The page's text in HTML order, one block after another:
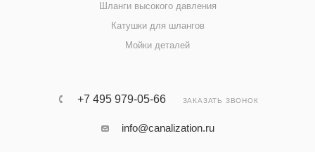
Шланги высокого давления
Катушки для шлангов
Мойки деталей
+7 495 979-05-66 ЗАКАЗАТЬ ЗВОНОК
info@canalization.ru